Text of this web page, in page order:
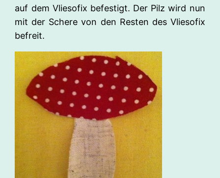
auf dem Vliesofix befestigt. Der Pilz wird nun
mit der Schere von den Resten des Vliesofix
befreit.